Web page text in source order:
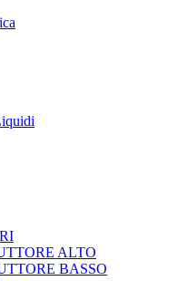
ALTO
BASSO